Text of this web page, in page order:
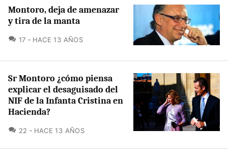
Montoro, deja de amenazar
y tira de la manta
17 COMENTARIOS
HACE 13 AÑOS
Sr Montoro ¿cómo piensa
explicar el desaguisado del
NIF de la Infanta Cristina en
Hacienda?
22 COMENTARIOS
HACE 13 AÑOS